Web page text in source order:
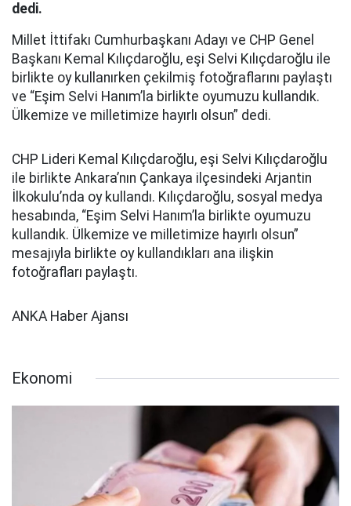
dedi.
Millet İttifakı Cumhurbaşkanı Adayı ve CHP Genel
Başkanı Kemal Kılıçdaroğlu, eşi Selvi Kılıçdaroğlu ile
birlikte oy kullanırken çekilmiş fotoğraflarını paylaştı
ve “Eşim Selvi Hanım’la birlikte oyumuzu kullandık.
Ülkemize ve milletimize hayırlı olsun” dedi.
CHP Lideri Kemal Kılıçdaroğlu, eşi Selvi Kılıçdaroğlu
ile birlikte Ankara’nın Çankaya ilçesindeki Arjantin
İlkokulu’nda oy kullandı. Kılıçdaroğlu, sosyal medya
hesabında, “Eşim Selvi Hanım’la birlikte oyumuzu
kullandık. Ülkemize ve milletimize hayırlı olsun”
mesajıyla birlikte oy kullandıkları ana ilişkin
fotoğrafları paylaştı.
ANKA Haber Ajansı
Ekonomi